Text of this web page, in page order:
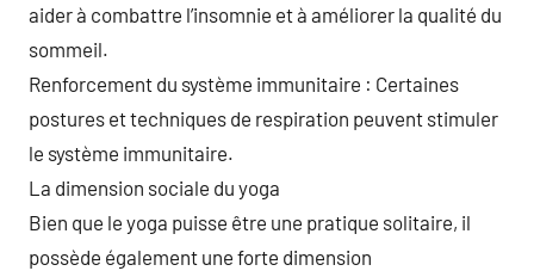
aider à combattre l’insomnie et à améliorer la qualité du
sommeil.
Renforcement du système immunitaire : Certaines
postures et techniques de respiration peuvent stimuler
le système immunitaire.
La dimension sociale du yoga
Bien que le yoga puisse être une pratique solitaire, il
possède également une forte dimension